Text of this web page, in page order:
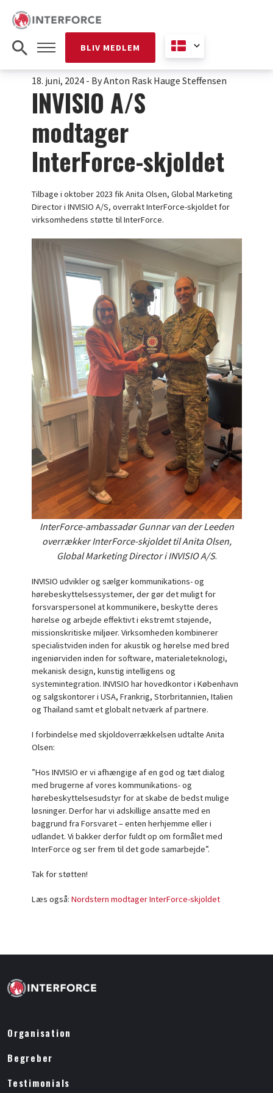
BLIV MEDLEM
18. juni, 2024- By Anton Rask Hauge Steffensen
INVISIO A/S
modtager
InterForce-skjoldet
Tilbage i oktober 2023 fik Anita Olsen, Global Marketing
Director i INVISIO A/S, overrakt InterForce-skjoldet for
virksomhedens støtte til InterForce.
InterForce-ambassadør Gunnar van der Leeden
overrækker InterForce-skjoldet til Anita Olsen,
Global Marketing Director i INVISIO A/S.
INVISIO udvikler og sælger kommunikations- og
hørebeskyttelsessystemer, der gør det muligt for
forsvarspersonel at kommunikere, beskytte deres
hørelse og arbejde effektivt i ekstremt støjende,
missionskritiske miljøer. Virksomheden kombinerer
specialistviden inden for akustik og hørelse med bred
ingeniørviden inden for software, materialeteknologi,
mekanisk design, kunstig intelligens og
systemintegration. INVISIO har hovedkontor i København
og salgskontorer i USA, Frankrig, Storbritannien, Italien
og Thailand samt et globalt netværk af partnere.
I forbindelse med skjoldoverrækkelsen udtalte Anita
Olsen:
”Hos INVISIO er vi afhængige af en god og tæt dialog
med brugerne af vores kommunikations- og
hørebeskyttelsesudstyr for at skabe de bedst mulige
løsninger. Derfor har vi adskillige ansatte med en
baggrund fra Forsvaret – enten herhjemme eller i
udlandet. Vi bakker derfor fuldt op om formålet med
InterForce og ser frem til det gode samarbejde”.
Tak for støtten!
Læs også: Nordstern modtager InterForce-skjoldet
Organisation
Begreber
Testimonials